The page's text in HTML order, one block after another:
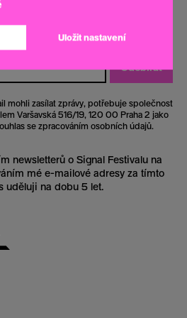
Odebírat
mohli zasílat zprávy, potřebuje společnost
Varšavská 516/19, 120 00 Praha 2 jako
se zpracováním osobních údajů.
newsletterů o Signal Festivalu na
mé e-mailové adresy za tímto
uděluji na dobu 5 let.
Uložit nastavení